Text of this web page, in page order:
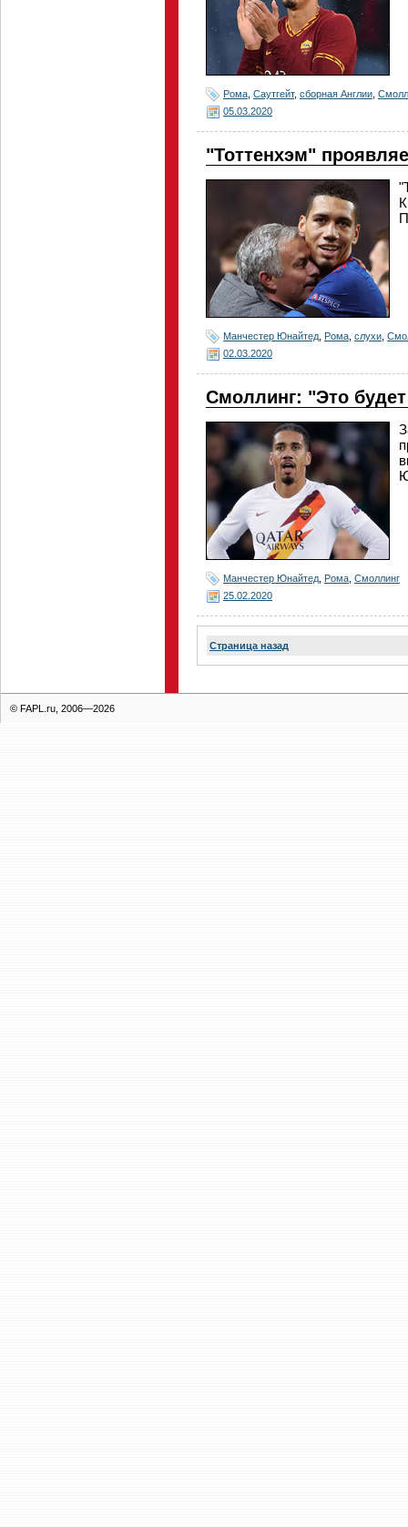
Рома Саутгейт, сборная Англии
05.03.2020
"Тоттенхэм"
Манчестер Юнайтед Рома слухи
02.03.2020
Смоллинг: "Это
Манчестер Юнайтед Рома Смоллинг
25.02.2020
Страница назад
© FAPL.ru, 2006—2026